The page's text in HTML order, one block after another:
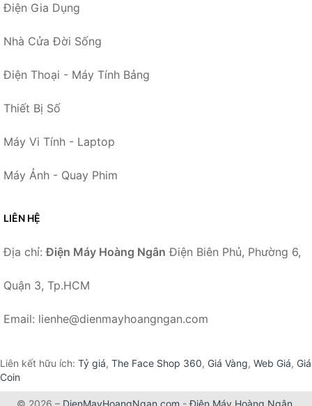
Điện Gia Dụng
Nhà Cửa Đời Sống
Điện Thoại - Máy Tính Bảng
Thiết Bị Số
Máy Vi Tính - Laptop
Máy Ảnh - Quay Phim
LIÊN HỆ
Địa chỉ:Điện Máy Hoàng Ngân Điện Biên Phủ, Phường 6,
Quận 3, Tp.HCM
Email: lienhe@dienmayhoangngan.com
Liên kết hữu ích: Tỷ giá, The Face Shop 360, Giá Vàng, Web Giá, Giá
Coin
© 2026 – DienMayHoangNgan.com -Điện Máy Hoàng Ngân